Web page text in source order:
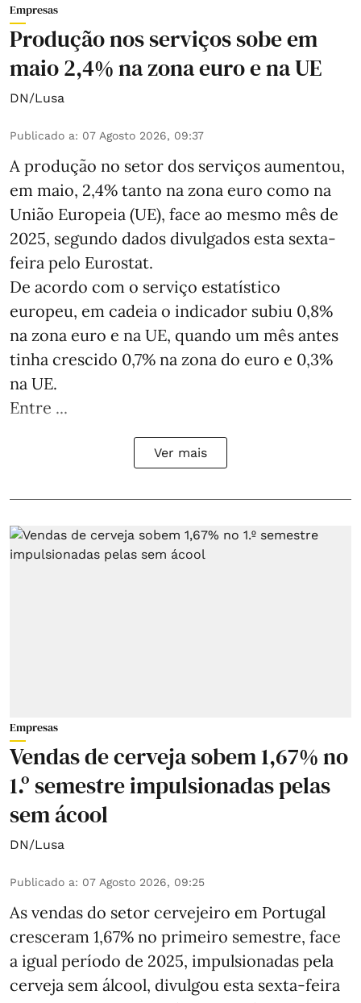
Empresas
Produção nos serviços sobe em
maio 2,4% na zona euro e na UE
DN/Lusa
Publicado a: 07 Agosto 2026, 09:37
A produção no setor dos serviços aumentou,
em maio, 2,4% tanto na zona euro como na
União Europeia (UE), face ao mesmo mês de
2025, segundo dados divulgados esta sexta-
feira pelo Eurostat.
De acordo com o serviço estatístico
europeu, em cadeia o indicador subiu 0,8%
na zona euro e na UE, quando um mês antes
tinha crescido 0,7% na zona do euro e 0,3%
na UE.
Entre ...
Ver mais
Empresas
Vendas de cerveja sobem 1,67% no
1.º semestre impulsionadas pelas
sem ácool
DN/Lusa
Publicado a: 07 Agosto 2026, 09:25
As vendas do setor cervejeiro em Portugal
cresceram 1,67% no primeiro semestre, face
a igual período de 2025, impulsionadas pela
cerveja sem álcool, divulgou esta sexta-feira